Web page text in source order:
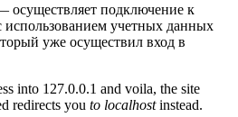
осуществляет подключение к
использованием учетных данных
уже осуществил вход в
into 127.0.0.1 and voila, the site
redirects you to localhostinstead.